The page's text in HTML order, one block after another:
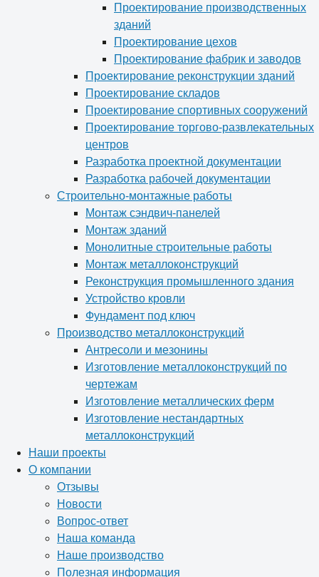
Проектирование производственных
зданий
Проектирование цехов
Проектирование фабрик и заводов
Проектирование реконструкции зданий
Проектирование складов
Проектирование спортивных сооружений
Проектирование торгово-развлекательных
центров
Разработка проектной документации
Разработка рабочей документации
Строительно-монтажные работы
Монтаж сэндвич-панелей
Монтаж зданий
Монолитные строительные работы
Монтаж металлоконструкций
Реконструкция промышленного здания
Устройство кровли
Фундамент под ключ
Производство металлоконструкций
Антресоли и мезонины
Изготовление металлоконструкций по
чертежам
Изготовление металлических ферм
Изготовление нестандартных
металлоконструкций
Наши проекты
О компании
Отзывы
Новости
Вопрос-ответ
Наша команда
Наше производство
Полезная информация